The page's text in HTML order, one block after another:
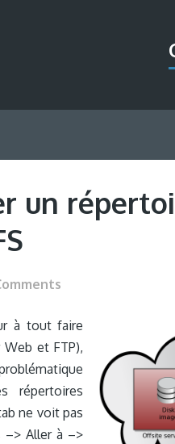
un
à tout faire
et FTP),
répertoires
ne voit pas
–> Aller à –>